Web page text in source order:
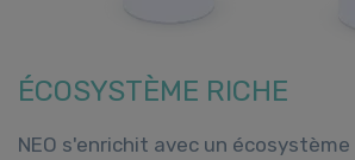
ÉCOSYSTÈME RICHE
NEO s'enrichit avec un